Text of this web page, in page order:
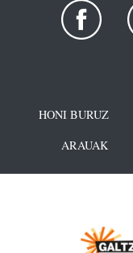
HONI BURUZ
ARAUAK